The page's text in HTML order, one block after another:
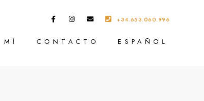
+34.653.060.996
MÍ CONTACTO ESPAÑOL